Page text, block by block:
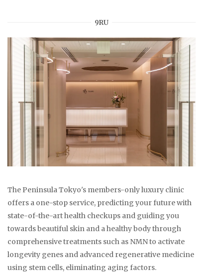
9RU
The Peninsula Tokyo's members-only luxury clinic
offers a one-stop service, predicting your future with
state-of-the-art health checkups and guiding you
towards beautiful skin and a healthy body through
comprehensive treatments such as NMN to activate
longevity genes and advanced regenerative medicine
using stem cells, eliminating aging factors.